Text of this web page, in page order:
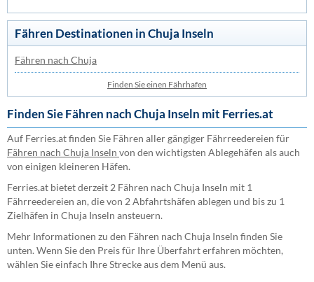
Fähren Destinationen in Chuja Inseln
Fähren nach Chuja
Finden Sie einen Fährhafen
Finden Sie Fähren nach Chuja Inseln mit Ferries.at
Auf Ferries.at finden Sie Fähren aller gängiger Fährreedereien für
Fähren nach Chuja Inseln von den wichtigsten Ablegehäfen als auch
von einigen kleineren Häfen.
Ferries.at bietet derzeit 2 Fähren nach Chuja Inseln mit 1
Fährreedereien an, die von 2 Abfahrtshäfen ablegen und bis zu 1
Zielhäfen in Chuja Inseln ansteuern.
Mehr Informationen zu den Fähren nach Chuja Inseln finden Sie
unten. Wenn Sie den Preis für Ihre Überfahrt erfahren möchten,
wählen Sie einfach Ihre Strecke aus dem Menü aus.